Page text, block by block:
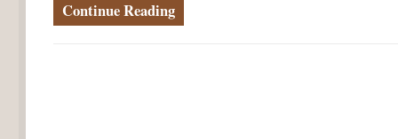
Continue Reading